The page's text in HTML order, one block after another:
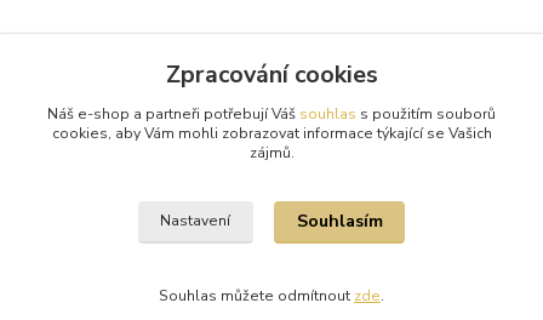
Zboží zařazeno v kategoriích
Zlaté náušnice
Zpracování cookies
Náš e-shop a partneři potřebují Váš souhlas s použitím souborů
cookies, aby Vám mohli zobrazovat informace týkající se Vašich
zájmů.
Nastavení Souhlasím
Souhlas můžete odmítnout zde.